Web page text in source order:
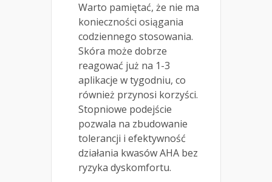
Warto pamiętać, że nie ma
konieczności osiągania
codziennego stosowania.
Skóra może dobrze
reagować już na 1-3
aplikacje w tygodniu, co
również przynosi korzyści.
Stopniowe podejście
pozwala na zbudowanie
tolerancji i efektywność
działania kwasów AHA bez
ryzyka dyskomfortu.